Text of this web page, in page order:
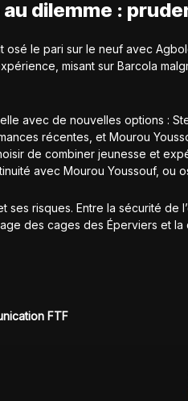
dilemme :
osé le pari sur le neuf avec
misant sur Barcola
avec de nouvelles options :
récentes, et Mourou
de combiner jeunesse et
avec Mourou Youssouf, ou
ses risques. Entre la sécurité
des cages des Éperviers et
FTF